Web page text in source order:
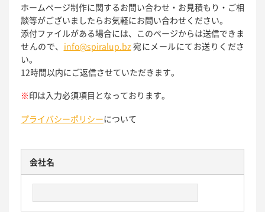
ホームページ制作に関するお問い合わせ・お見積もり・ご相
談等がございましたらお気軽にお問い合わせください。
添付ファイルがある場合には、このページからは送信できま
せんので、 info@spiralup.bz 宛にメールにてお送りくださ
い。
12時間以内にご返信させていただきます。
※印は入力必須項目となっております。
プライバシーポリシーについて
会社名